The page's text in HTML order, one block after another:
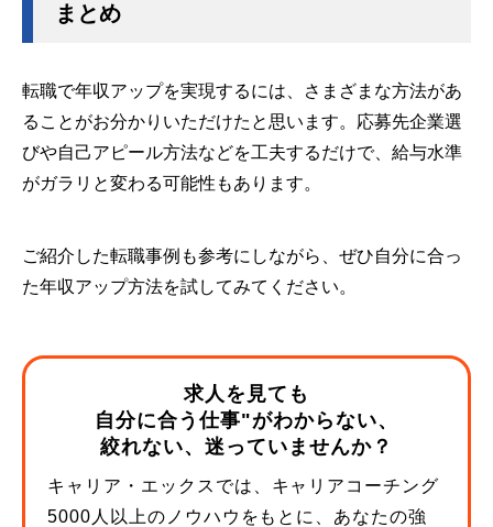
まとめ
転職で年収アップを実現するには、さまざまな方法があ
ることがお分かりいただけたと思います。応募先企業選
びや自己アピール方法などを工夫するだけで、給与水準
がガラリと変わる可能性もあります。
ご紹介した転職事例も参考にしながら、ぜひ自分に合っ
た年収アップ方法を試してみてください。
求人を見ても
自分に合う仕事"がわからない、
絞れない、迷っていませんか？
キャリア・エックスでは、キャリアコーチング
5000人以上のノウハウをもとに、あなたの強